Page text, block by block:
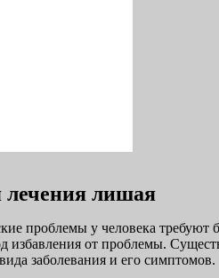
лечения лишая
проблемы у человека
избавления от проблемы.
заболевания и его симптомов.